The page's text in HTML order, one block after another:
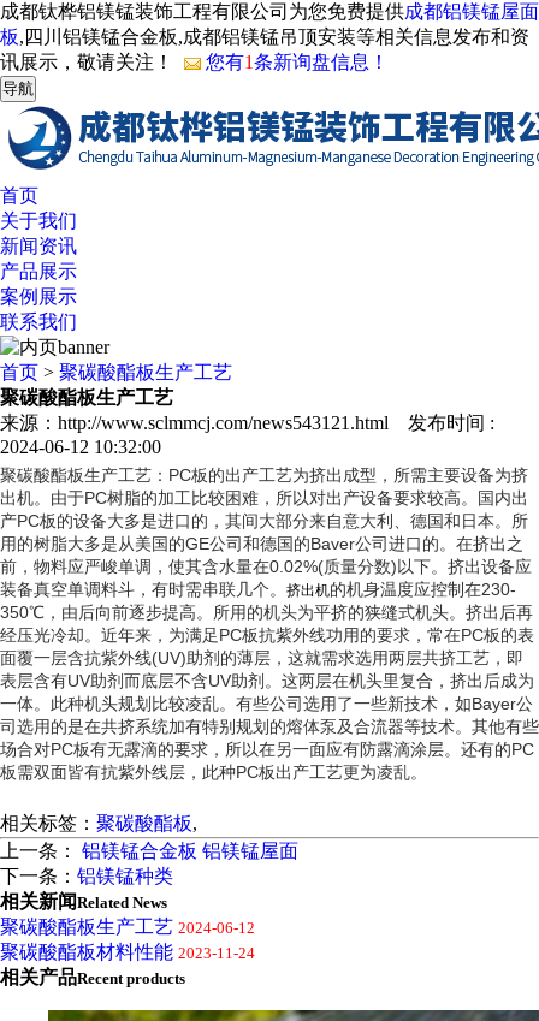
成都钛桦铝镁锰装饰工程有限公司为您免费提供成都铝镁锰屋面
板,四川铝镁锰合金板,成都铝镁锰吊顶安装等相关信息发布和资
讯展示，敬请关注！
您有1条新询盘信息！
导航
首页
关于我们
新闻资讯
产品展示
案例展示
联系我们
首页 > 聚碳酸酯板生产工艺
聚碳酸酯板生产工艺
来源：http://www.sclmmcj.com/news543121.html 发布时间 :
2024-06-12 10:32:00
聚碳酸酯板生产工艺： PC板的出产工艺为挤出成型，所需主要设备为挤
出机。由于PC树脂的加工比较困难，所以对出产设备要求较高。国内出
产PC板的设备大多是进口的，其间大部分来自意大利、德国和日本。所
用的树脂大多是从美国的GE公司和德国的Baver公司进口的。在挤出之
前，物料应严峻单调，使其含水量在0.02%(质量分数)以下。挤出设备应
装备真空单调料斗，有时需串联几个。 挤出机的机身温度应控制在230-
350℃，由后向前逐步提高。所用的机头为平挤的狭缝式机头。挤出后再
经压光冷却。近年来，为满足PC板抗紫外线功用的要求，常在PC板的表
面覆一层含抗紫外线(UV)助剂的薄层，这就需求选用两层共挤工艺，即
表层含有UV助剂而底层不含UV助剂。这两层在机头里复合，挤出后成为
一体。此种机头规划比较凌乱。有些公司选用了一些新技术，如Bayer公
司选用的是在共挤系统加有特别规划的熔体泵及合流器等技术。其他有些
场合对PC板有无露滴的要求，所以在另一面应有防露滴涂层。还有的PC
板需双面皆有抗紫外线层，此种PC板出产工艺更为凌乱。
相关标签： 聚碳酸酯板,
上一条：
铝镁锰合金板 铝镁锰屋面
下一条： 铝镁锰种类
相关新闻Related News
聚碳酸酯板生产工艺 2024-06-12
聚碳酸酯板材料性能 2023-11-24
相关产品Recent products